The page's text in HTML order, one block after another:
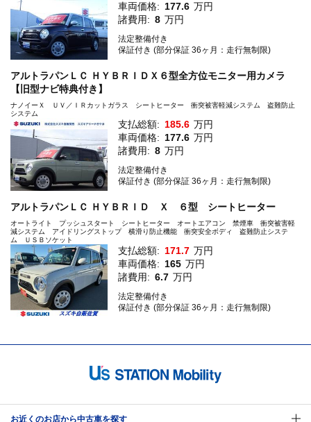
車両価格: 177.6 万円
諸費用: 8 万円
法定整備付き
保証付き (部分保証 36ヶ月：走行無制限)
アルトラパンＬＣ ＨＹＢＲＩＤＸ６型全方位モニター用カメラ
【旧型ナビ特典付き】
ナノイーＸ ＵＶ／ＩＲカットガラス シートヒーター 衝突被害軽減システム 盗難防止
システム
支払総額: 185.6 万円
車両価格: 177.6 万円
諸費用: 8 万円
法定整備付き
保証付き (部分保証 36ヶ月：走行無制限)
アルトラパンＬＣ ＨＹＢＲＩＤ Ｘ ６型 シートヒーター
オートライト プッシュスタート シートヒーター オートエアコン 禁煙車 衝突被害軽
減システム アイドリングストップ 横滑り防止機能 衝突安全ボディ 盗難防止システ
ム ＵＳＢソケット
支払総額: 171.7 万円
車両価格: 165 万円
諸費用: 6.7 万円
法定整備付き
保証付き (部分保証 36ヶ月：走行無制限)
お近くのお店から中古車を探す